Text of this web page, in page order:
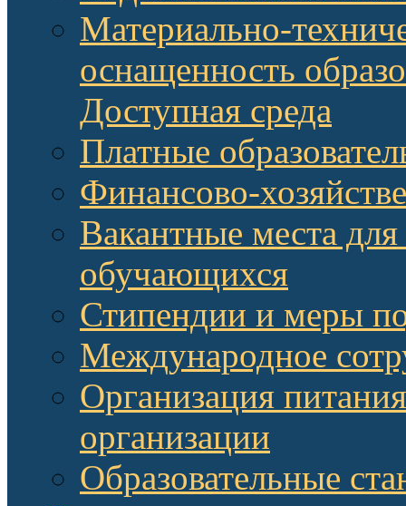
Материально-
оснащенность
Доступная среда
Платные
Финансово-
Вакантные места
обучающихся
Стипендии и меры
Международное
Организация
организации
Образовательные